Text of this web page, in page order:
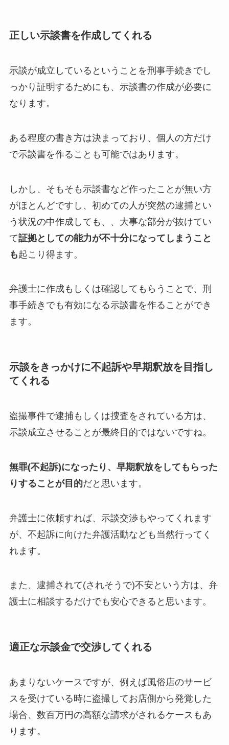
正しい示談書を作成してくれる
示談が成立しているということを刑事手続きでし
っかり証明するためにも、示談書の作成が必要に
なります。
ある程度の書き方は決まっており、個人の方だけ
で示談書を作ることも可能ではあります。
しかし、そもそも示談書など作ったことが無い方
がほとんどですし、初めての人が突然の逮捕とい
う状況の中作成しても、、大事な部分が抜けてい
て証拠としての能力が不十分になってしまうこと
も起こり得ます。
弁護士に作成もしくは確認してもらうことで、刑
事手続きでも有効になる示談書を作ることができ
ます。
示談をきっかけに不起訴や早期釈放を目指し
てくれる
盗撮事件で逮捕もしくは捜査をされている方は、
示談成立させることが最終目的ではないですね。
無罪(不起訴)になったり、早期釈放をしてもらった
りすることが目的だと思います。
弁護士に依頼すれば、示談交渉もやってくれます
が、不起訴に向けた弁護活動なども当然行ってく
れます。
また、逮捕されて(されそうで)不安という方は、弁
護士に相談するだけでも安心できると思います。
適正な示談金で交渉してくれる
あまりないケースですが、例えば風俗店のサービ
スを受けている時に盗撮してお店側から発覚した
場合、数百万円の高額な請求がされるケースもあ
ります。